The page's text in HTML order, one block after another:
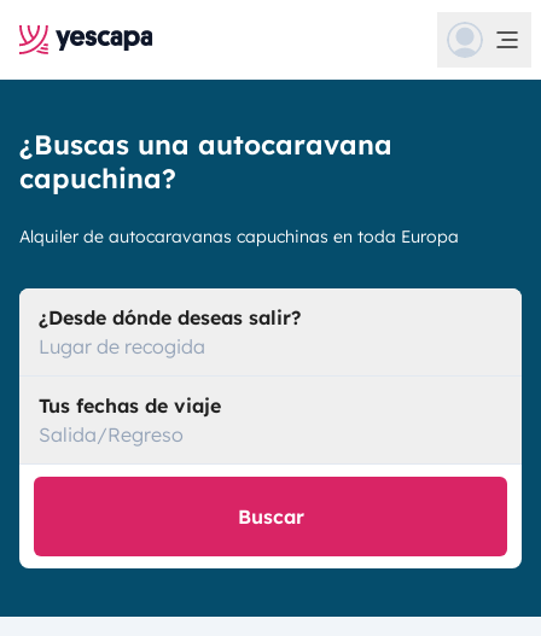
¿Buscas una autocaravana
capuchina?
Alquiler de autocaravanas capuchinas en toda Europa
¿Desde dónde deseas salir?
Lugar de recogida
Tus fechas de viaje
Salida/Regreso
Buscar